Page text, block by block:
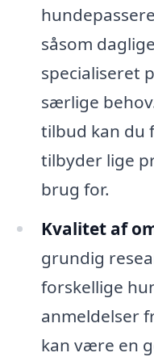
såsom
specialiseret
særlige
tilbud kan du
tilbyder lige
brug for.
Kvalitet af
grundig
forskellige
anmeldelser
kan være en